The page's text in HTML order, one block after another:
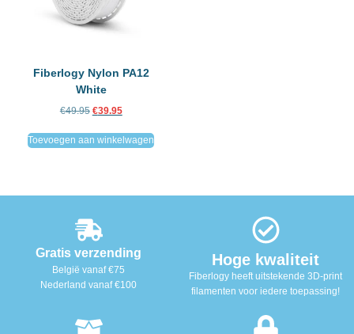
Fiberlogy Nylon PA12
White
€49.95 €39.95
Toevoegen aan winkelwagen
Gratis verzending
België vanaf €75
Nederland vanaf €100
Hoge kwaliteit
Fiberlogy heeft uitstekende 3D-print
filamenten voor iedere toepassing!